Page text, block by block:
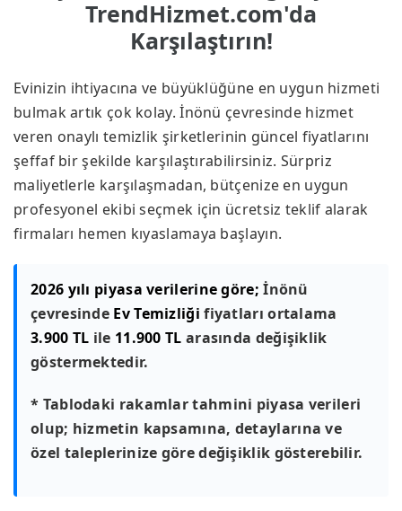
TrendHizmet.com'da
Karşılaştırın!
Evinizin ihtiyacına ve büyüklüğüne en uygun hizmeti
bulmak artık çok kolay. İnönü çevresinde hizmet
veren onaylı temizlik şirketlerinin güncel fiyatlarını
şeffaf bir şekilde karşılaştırabilirsiniz. Sürpriz
maliyetlerle karşılaşmadan, bütçenize en uygun
profesyonel ekibi seçmek için ücretsiz teklif alarak
firmaları hemen kıyaslamaya başlayın.
2026 yılı piyasa verilerine göre; İnönü
çevresinde Ev Temizliği fiyatları ortalama
3.900 TL ile 11.900 TL arasında değişiklik
göstermektedir.
* Tablodaki rakamlar tahmini piyasa verileri
olup; hizmetin kapsamına, detaylarına ve
özel taleplerinize göre değişiklik gösterebilir.